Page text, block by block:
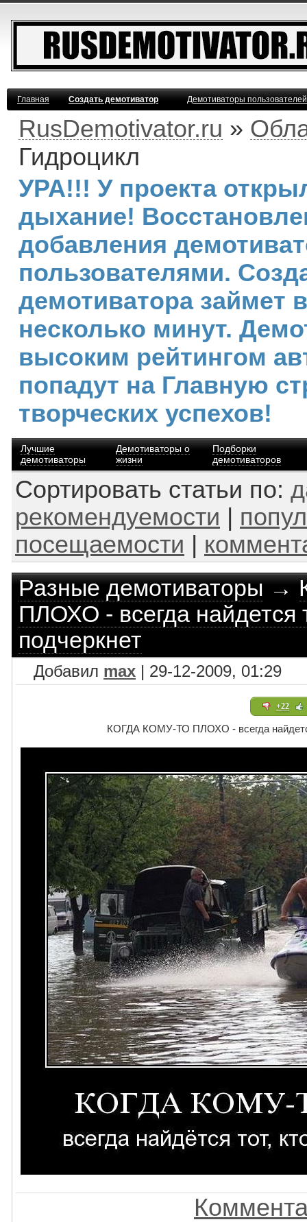
Главная Создать демотиватор Демотиваторы
RusDemotivator.ru »
Гидроцикл
УРА!!! У проекта
дыхание!
добавления
пользователями.
демотиватора займет
несколько минут.
высоким рейтингом
попадут на Главную
творческих успехов!
Лучшие
демотиваторы
Демотиваторы о
жизни
Подборки
демотиваторов
Сортировать статьи по:
рекомендуемости
посещаемости
Разные демотиваторы→
ПЛОХО - всегда найдется
подчеркнет
Добавил max | 29-12-2009, 01:29
+22
КОГДА КОМУ-ТО ПЛОХО - всегда